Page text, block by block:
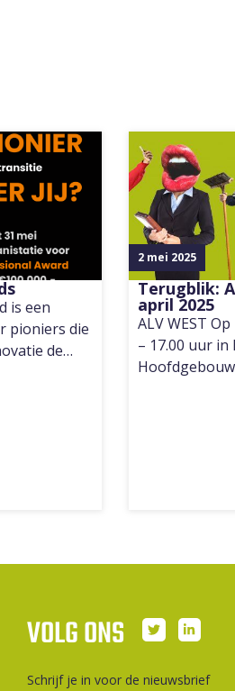
is een
pioniers die
de…
2 mei 2025
Terugblik:
april 2025
ALV WEST
– 17.00 uur in
VOLG ONS
Schrijf je in voor de nieuwsbrief